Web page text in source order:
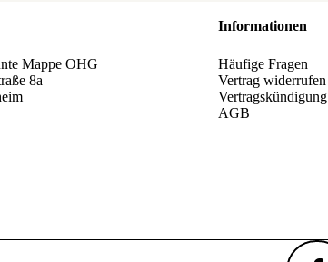
Mappe OHG
8a
Informationen
Häufige Fragen
Vertrag widerrufen
Vertragskündigung
AGB